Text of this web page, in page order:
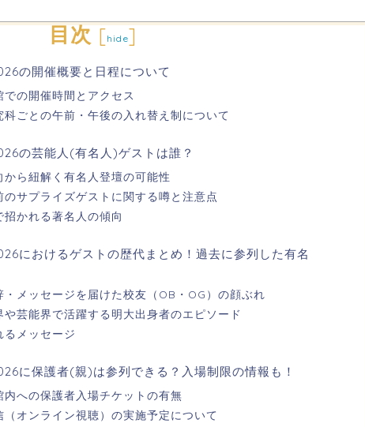
目次 [hide]
の開催概要と日程について
での開催時間とアクセス
科ごとの午前・午後の入れ替え制について
の芸能人(有名人)ゲストは誰？
から紐解く有名人登壇の可能性
のサプライズゲストに関する噂と注意点
招かれる著名人の傾向
におけるゲストの歴代まとめ！過去に参列した有名
・メッセージを届けた校友（OB・OG）の顔ぶれ
や芸能界で活躍する明大出身者のエピソード
るメッセージ
に保護者(親)は参列できる？入場制限の情報も！
内への保護者入場チケットの有無
（オンライン視聴）の実施予定について